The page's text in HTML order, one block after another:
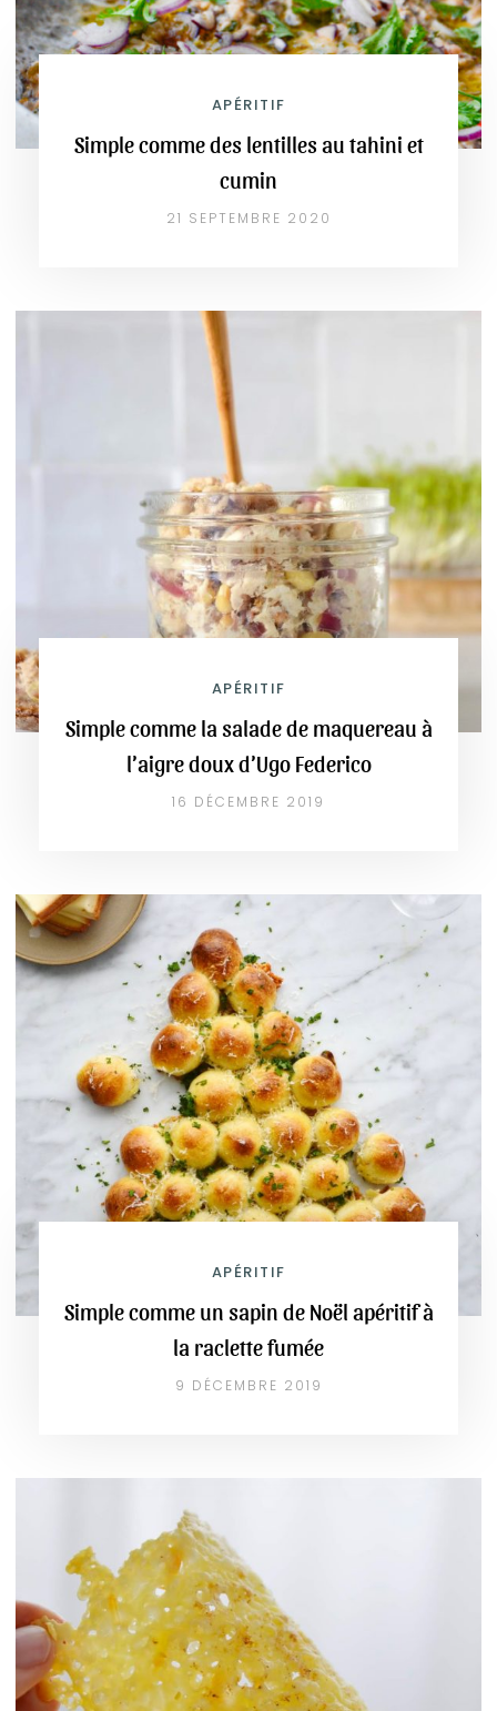
APÉRITIF
Simple comme des lentilles au tahini et
cumin
21 SEPTEMBRE 2020
APÉRITIF
Simple comme la salade de maquereau à
l’aigre doux d’Ugo Federico
16 DÉCEMBRE 2019
APÉRITIF
Simple comme un sapin de Noël apéritif à
la raclette fumée
9 DÉCEMBRE 2019